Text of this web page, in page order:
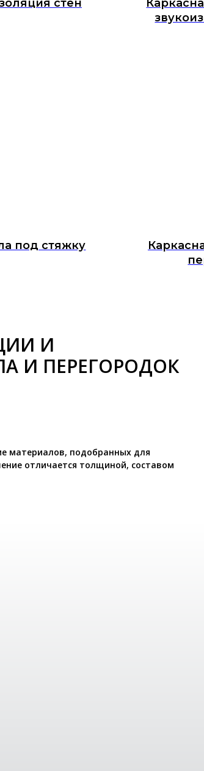
стен
под стяжку
И
И ПЕРЕГОРОДОК
материалов, подобранных для
отличается толщиной, составом